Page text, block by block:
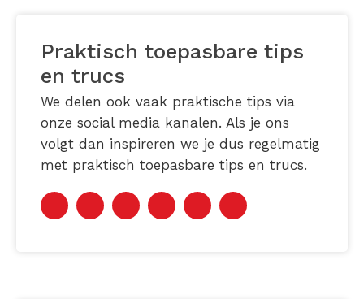
Praktisch toepasbare tips
en trucs
We delen ook vaak praktische tips via
onze social media kanalen. Als je ons
volgt dan inspireren we je dus regelmatig
met praktisch toepasbare tips en trucs.